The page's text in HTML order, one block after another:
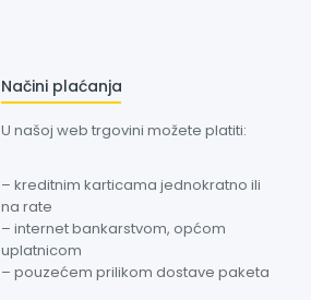
Načini plaćanja
U našoj web trgovini možete platiti:
– kreditnim karticama jednokratno ili
na rate
– internet bankarstvom, općom
uplatnicom
– pouzećem prilikom dostave paketa